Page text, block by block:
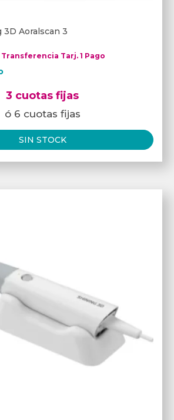
Aoralscan 3
Transferencia Tarj. 1 Pago
3 cuotas fijas
ó 6 cuotas fijas
SIN STOCK